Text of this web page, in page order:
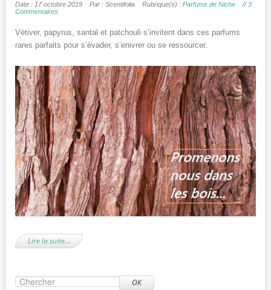
Date : 17 octobre 2019 Par : Scentifolia Rubrique(s) : Parfums de Niche //3
Commentaires
Vétiver, papyrus, santal et patchouli s’invitent dans ces parfums
rares parfaits pour s’évader, s’enivrer ou se ressourcer.
Lire la suite…
OK